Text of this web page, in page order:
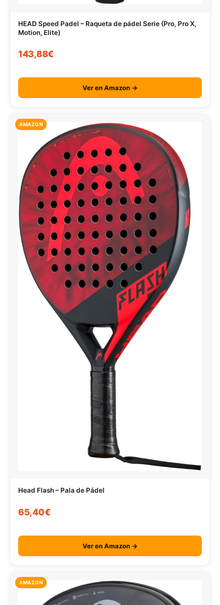
HEAD Speed Padel – Raqueta de pádel Serie (Pro, Pro X,
Motion, Elite)
143,88€
Ver en Amazon →
AMAZON
Head Flash – Pala de Pádel
65,40€
Ver en Amazon →
AMAZON